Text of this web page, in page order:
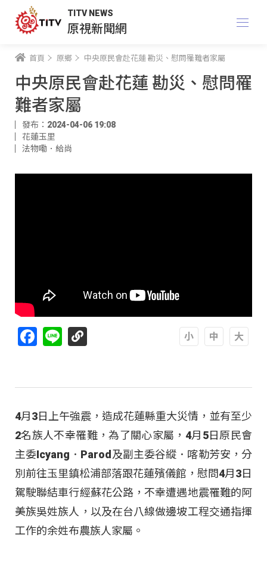
TITV NEWS
原視新聞網
首頁 原鄉 中央原民會赴花蓮 勘災、慰問罹難者家屬
中央原民會赴花蓮 勘災、慰問罹
難者家屬
發布：2024-04-06 19:08
花蓮玉里
法物嘞．給尚
Facebook
Line
4月3日上午強震，造成花蓮縣重大災情，並有至少
2名族人不幸罹難，為了關心家屬，4月5日原民會
主委Icyang．Parod及副主委谷縱．喀勒芳安，分
別前往玉里鎮松浦部落跟花蓮殯儀館，慰問4月3日
駕駛聯結車行經蘇花公路，不幸遭遇地震罹難的阿
美族吳姓族人，以及在台八線做邊坡工程交通指揮
工作的余姓布農族人家屬。